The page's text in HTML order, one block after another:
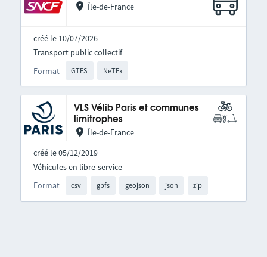
Île-de-France
créé le 10/07/2026
Format GTFS NeTEx
Transport public collectif
VLS Vélib Paris et communes
limitrophes
Île-de-France
créé le 05/12/2019
Format csv gbfs geojson json zip
Véhicules en libre-service